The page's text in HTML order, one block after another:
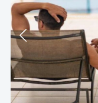
Визи
Контакти
За нас